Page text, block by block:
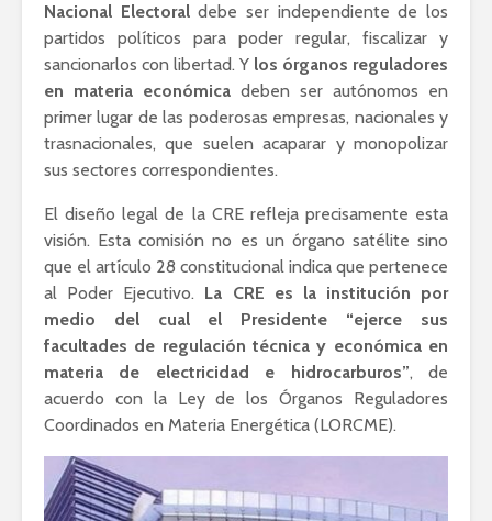
Nacional Electoraldebe ser independiente de los
partidos políticos para poder regular, fiscalizar y
sancionarlos con libertad. Y los órganos reguladores
en materia económica deben ser autónomos en
primer lugar de las poderosas empresas, nacionales y
trasnacionales, que suelen acaparar y monopolizar
sus sectores correspondientes.
El diseño legal de la CRE refleja precisamente esta
visión. Esta comisión no es un órgano satélite sino
que el artículo 28 constitucional indica que pertenece
al Poder Ejecutivo. La CRE es la institución por
medio del cual el Presidente “ejerce sus
facultades de regulación técnica y económica en
materia de electricidad e hidrocarburos”, de
acuerdo con la Ley de los Órganos Reguladores
Coordinados en Materia Energética (LORCME).